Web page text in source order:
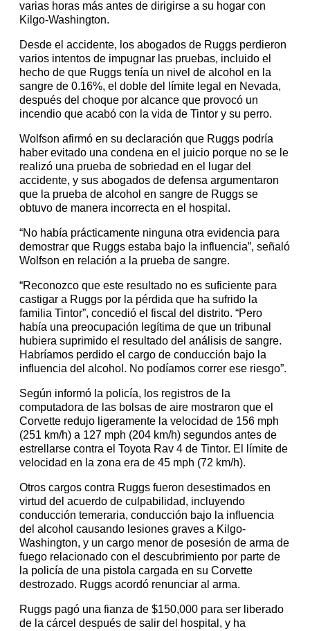
varias horas más antes de dirigirse a su hogar con
Kilgo-Washington.
Desde el accidente, los abogados de Ruggs perdieron
varios intentos de impugnar las pruebas, incluido el
hecho de que Ruggs tenía un nivel de alcohol en la
sangre de 0.16%, el doble del límite legal en Nevada,
después del choque por alcance que provocó un
incendio que acabó con la vida de Tintor y su perro.
Wolfson afirmó en su declaración que Ruggs podría
haber evitado una condena en el juicio porque no se le
realizó una prueba de sobriedad en el lugar del
accidente, y sus abogados de defensa argumentaron
que la prueba de alcohol en sangre de Ruggs se
obtuvo de manera incorrecta en el hospital.
“No había prácticamente ninguna otra evidencia para
demostrar que Ruggs estaba bajo la influencia”, señaló
Wolfson en relación a la prueba de sangre.
“Reconozco que este resultado no es suficiente para
castigar a Ruggs por la pérdida que ha sufrido la
familia Tintor”, concedió el fiscal del distrito. “Pero
había una preocupación legítima de que un tribunal
hubiera suprimido el resultado del análisis de sangre.
Habríamos perdido el cargo de conducción bajo la
influencia del alcohol. No podíamos correr ese riesgo”.
Según informó la policía, los registros de la
computadora de las bolsas de aire mostraron que el
Corvette redujo ligeramente la velocidad de 156 mph
(251 km/h) a 127 mph (204 km/h) segundos antes de
estrellarse contra el Toyota Rav 4 de Tintor. El límite de
velocidad en la zona era de 45 mph (72 km/h).
Otros cargos contra Ruggs fueron desestimados en
virtud del acuerdo de culpabilidad, incluyendo
conducción temeraria, conducción bajo la influencia
del alcohol causando lesiones graves a Kilgo-
Washington, y un cargo menor de posesión de arma de
fuego relacionado con el descubrimiento por parte de
la policía de una pistola cargada en su Corvette
destrozado. Ruggs acordó renunciar al arma.
Ruggs pagó una fianza de $150,000 para ser liberado
de la cárcel después de salir del hospital, y ha